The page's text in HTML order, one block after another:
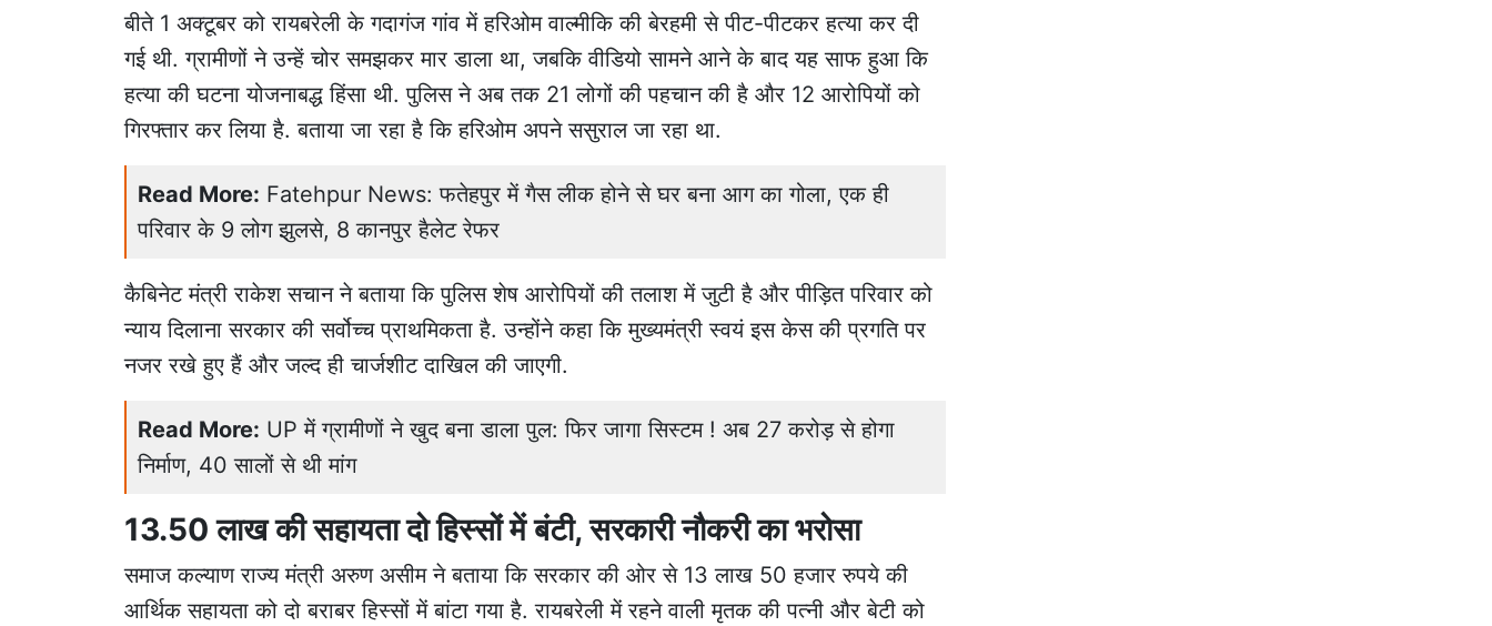
बीते 1 अक्टूबर को रायबरेली के गदागंज गांव में हरिओम वाल्मीकि की बेरहमी से पीट-पीटकर हत्या कर दी
गई थी. ग्रामीणों ने उन्हें चोर समझकर मार डाला था, जबकि वीडियो सामने आने के बाद यह साफ हुआ कि
हत्या की घटना योजनाबद्ध हिंसा थी. पुलिस ने अब तक 21 लोगों की पहचान की है और 12 आरोपियों को
गिरफ्तार कर लिया है. बताया जा रहा है कि हरिओम अपने ससुराल जा रहा था.
Read More: Fatehpur News: फतेहपुर में गैस लीक होने से घर बना आग का गोला, एक ही
परिवार के 9 लोग झुलसे, 8 कानपुर हैलेट रेफर
कैबिनेट मंत्री राकेश सचान ने बताया कि पुलिस शेष आरोपियों की तलाश में जुटी है और पीड़ित परिवार को
न्याय दिलाना सरकार की सर्वोच्च प्राथमिकता है. उन्होंने कहा कि मुख्यमंत्री स्वयं इस केस की प्रगति पर
नजर रखे हुए हैं और जल्द ही चार्जशीट दाखिल की जाएगी.
Read More: UP में ग्रामीणों ने खुद बना डाला पुल: फिर जागा सिस्टम ! अब 27 करोड़ से होगा
निर्माण, 40 सालों से थी मांग
13.50 लाख की सहायता दो हिस्सों में बंटी, सरकारी नौकरी का भरोसा
समाज कल्याण राज्य मंत्री अरुण असीम ने बताया कि सरकार की ओर से 13 लाख 50 हजार रुपये की
आर्थिक सहायता को दो बराबर हिस्सों में बांटा गया है. रायबरेली में रहने वाली मृतक की पत्नी और बेटी को